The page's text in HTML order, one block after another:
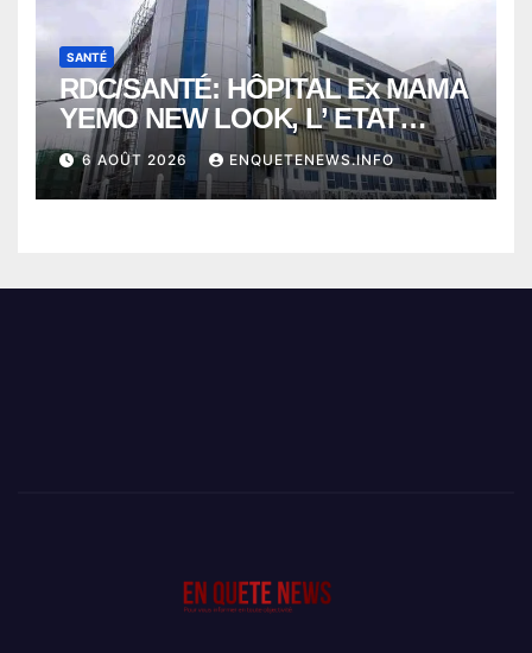
SANTÉ
RDC/SANTÉ: HÔPITAL Ex MAMA
YEMO NEW LOOK, L’ ETAT
PERD LE CONTROLE
6 AOÛT 2026 ENQUETENEWS.INFO